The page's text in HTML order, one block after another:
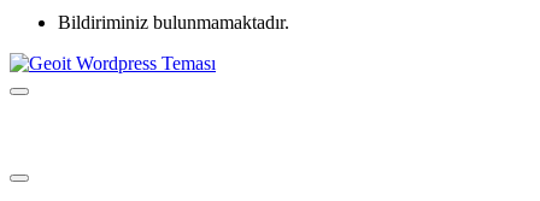
Bildiriminiz bulunmamaktadır.